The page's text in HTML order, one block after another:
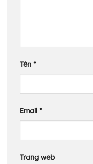
Tên *
Email *
Trang web